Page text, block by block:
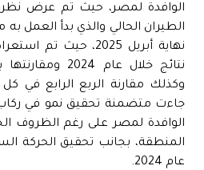
الوافدة لمصر، حيث تم عرض
نهاية أبريل 2025،
وكذلك مقارنة الربع الرابع في كل
جاءت متضمنة تحقيق نمو في
الوافدة لمصر على رغم الظروف
عام 2024.